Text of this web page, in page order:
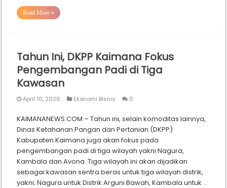
Read More »
Tahun Ini, DKPP Kaimana Fokus
Pengembangan Padi di Tiga
Kawasan
April 10, 2026 Ekonomi Bisnis 0
KAIMANANEWS.COM – Tahun ini, selain komoditas lainnya,
Dinas Ketahanan Pangan dan Pertanian (DKPP)
Kabupaten Kaimana juga akan fokus pada
pengembangan padi di tiga wilayah yakni Nagura,
Kambala dan Avona. Tiga wilayah ini akan dijadikan
sebagai kawasan sentra beras untuk tiga wilayah distrik,
yakni; Nagura untuk Distrik Arguni Bawah, Kambala untuk …